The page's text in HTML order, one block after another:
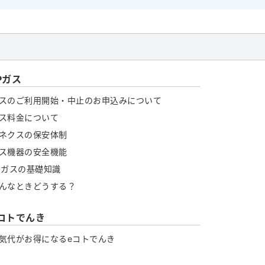
ス
のご利用開始・中止のお申込みについて
料金について
クスの保安体制
機器の安全機能
スの基礎知識
なときどうする？
トでんき
代がお得になるeコトでんき